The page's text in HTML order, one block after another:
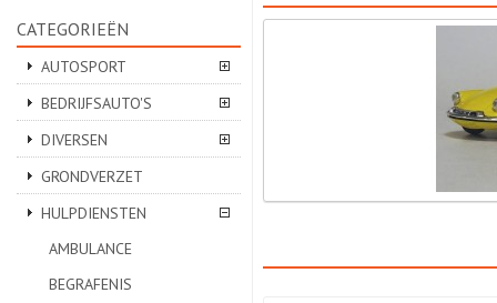
CATEGORIEËN
AUTOSPORT
BEDRIJFSAUTO'S
DIVERSEN
GRONDVERZET
HULPDIENSTEN
AMBULANCE
BEGRAFENIS